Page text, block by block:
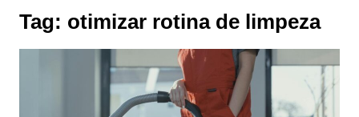
Tag: otimizar rotina de limpeza